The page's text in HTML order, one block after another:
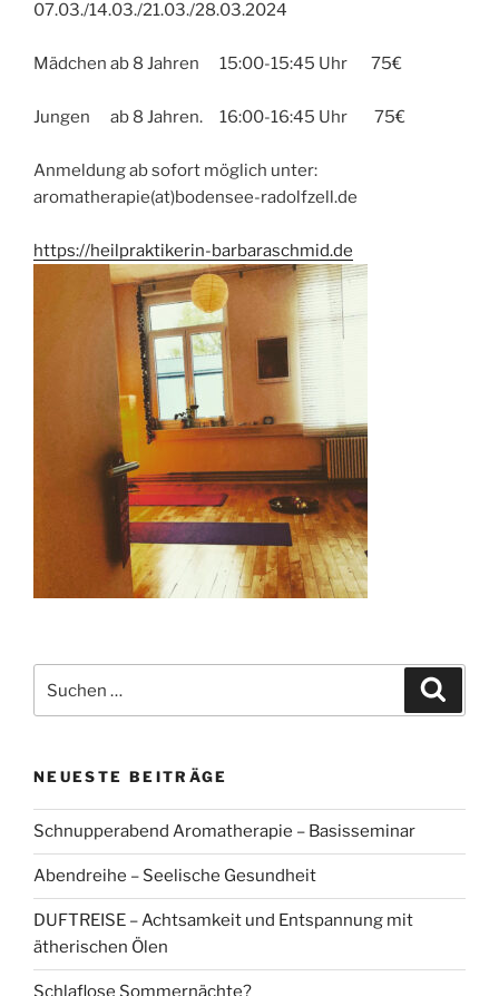
07.03./14.03./21.03./28.03.2024
Mädchen ab 8 Jahren 15:00-15:45 Uhr 75€
Jungen ab 8 Jahren. 16:00-16:45 Uhr 75€
Anmeldung ab sofort möglich unter:
aromatherapie(at)bodensee-radolfzell.de
https://heilpraktikerin-barbaraschmid.de
nach:
NEUESTE BEITRÄGE
Schnupperabend Aromatherapie – Basisseminar
Abendreihe – Seelische Gesundheit
DUFTREISE – Achtsamkeit und Entspannung mit
ätherischen Ölen
Schlaflose Sommernächte?